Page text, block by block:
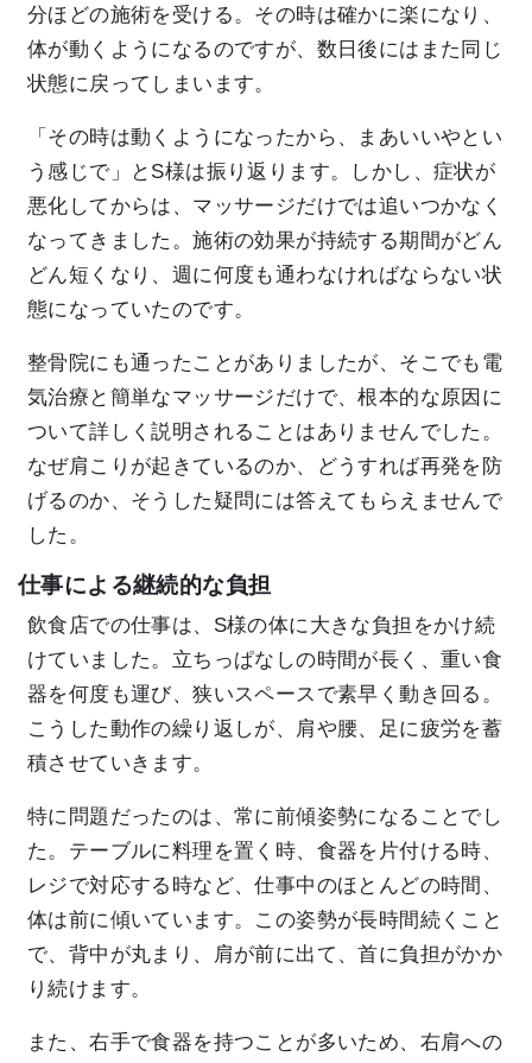
分ほどの施術を受ける。その時は確かに楽になり、
体が動くようになるのですが、数日後にはまた同じ
状態に戻ってしまいます。
「その時は動くようになったから、まあいいやとい
う感じで」とS様は振り返ります。しかし、症状が
悪化してからは、マッサージだけでは追いつかなく
なってきました。施術の効果が持続する期間がどん
どん短くなり、週に何度も通わなければならない状
態になっていたのです。
整骨院にも通ったことがありましたが、そこでも電
気治療と簡単なマッサージだけで、根本的な原因に
ついて詳しく説明されることはありませんでした。
なぜ肩こりが起きているのか、どうすれば再発を防
げるのか、そうした疑問には答えてもらえませんで
した。
仕事による継続的な負担
飲食店での仕事は、S様の体に大きな負担をかけ続
けていました。立ちっぱなしの時間が長く、重い食
器を何度も運び、狭いスペースで素早く動き回る。
こうした動作の繰り返しが、肩や腰、足に疲労を蓄
積させていきます。
特に問題だったのは、常に前傾姿勢になることでし
た。テーブルに料理を置く時、食器を片付ける時、
レジで対応する時など、仕事中のほとんどの時間、
体は前に傾いています。この姿勢が長時間続くこと
で、背中が丸まり、肩が前に出て、首に負担がかか
り続けます。
また、右手で食器を持つことが多いため、右肩への